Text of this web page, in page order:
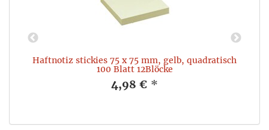
Haftnotiz stickies 75 x 75 mm, gelb, quadratisch
100 Blatt 12Blöcke
4,98 € *